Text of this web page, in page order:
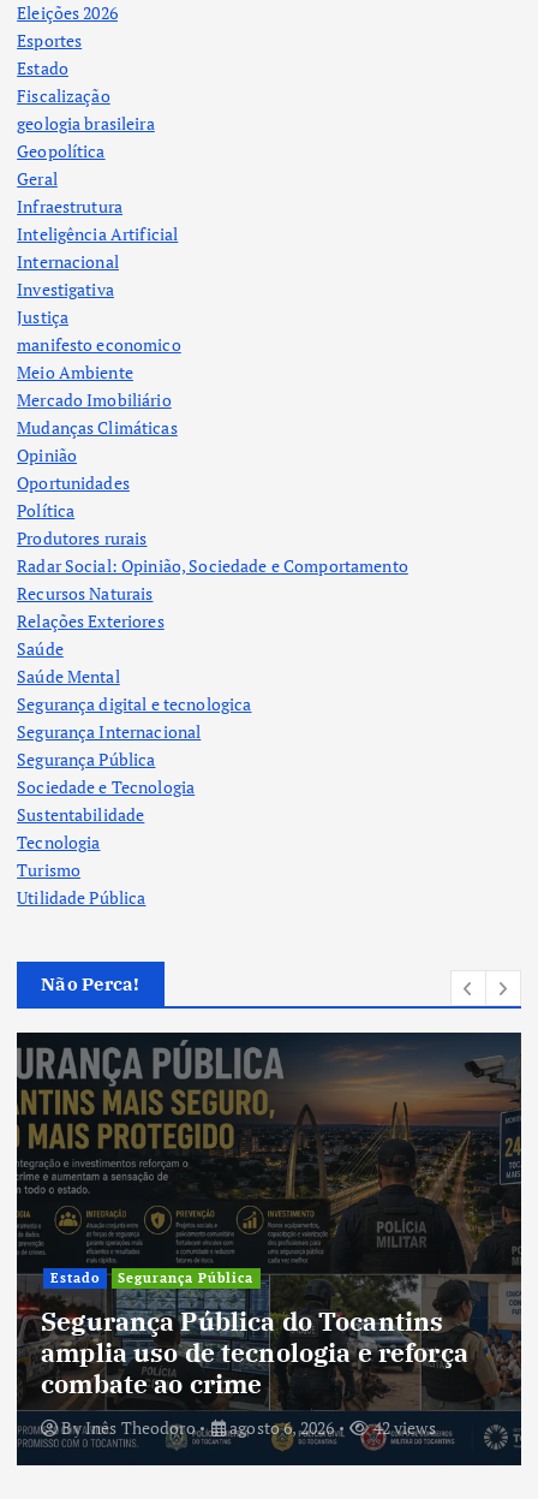
Eleições 2026
Esportes
Estado
Fiscalização
geologia brasileira
Geopolítica
Geral
Infraestrutura
Inteligência Artificial
Internacional
Investigativa
Justiça
manifesto economico
Meio Ambiente
Mercado Imobiliário
Mudanças Climáticas
Opinião
Oportunidades
Política
Produtores rurais
Radar Social: Opinião, Sociedade e Comportamento
Recursos Naturais
Relações Exteriores
Saúde
Saúde Mental
Segurança digital e tecnologica
Segurança Internacional
Segurança Pública
Sociedade e Tecnologia
Sustentabilidade
Tecnologia
Turismo
Utilidade Pública
Não Perca!
Cultura
Cultura do Tocantins preserva
tradições e fortalece identidade de
um estado em constante
transformação
ByInês Theodoro agosto 5, 2026 40 views